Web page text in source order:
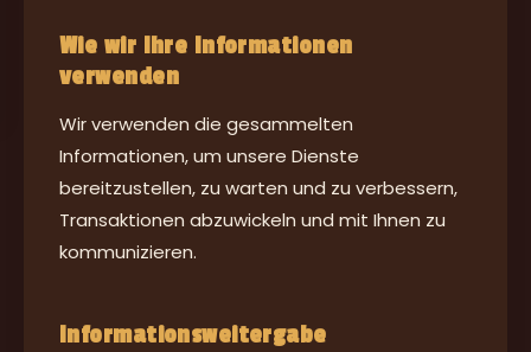
Wie wir Ihre Informationen
verwenden
Wir verwenden die gesammelten
Informationen, um unsere Dienste
bereitzustellen, zu warten und zu verbessern,
Transaktionen abzuwickeln und mit Ihnen zu
kommunizieren.
Informationsweitergabe